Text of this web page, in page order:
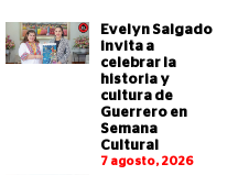
Evelyn Salgado
invita a
celebrar la
historia y
cultura de
Guerrero en
Semana
Cultural
7 agosto, 2026